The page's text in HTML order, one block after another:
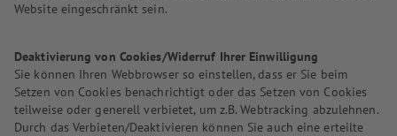
Website eingeschränkt sein.
Deaktivierung von Cookies/Widerruf Ihrer Einwilligung
Sie können Ihren Webbrowser so einstellen, dass er Sie beim
Setzen von Cookies benachrichtigt oder das Setzen von Cookies
teilweise oder generell verbietet, um z.B. Webtracking abzulehnen.
Durch das Verbieten/Deaktivieren können Sie auch eine erteilte